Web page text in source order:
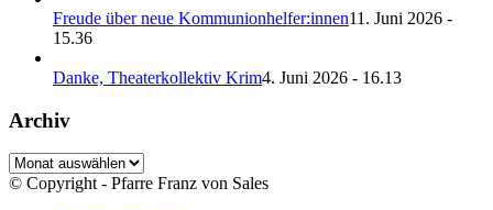
Freude über neue Kommunionhelfer:innen11. Juni 2026 -
15.36
Danke, Theaterkollektiv Krim4. Juni 2026 - 16.13
Archiv
Archiv
© Copyright - Pfarre Franz von Sales